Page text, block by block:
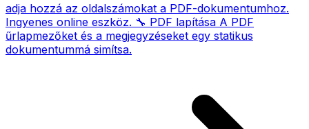
adja hozzá az oldalszámokat a PDF-dokumentumhoz.
Ingyenes online eszköz. 🔧 PDF lapítása A PDF
űrlapmezőket és a megjegyzéseket egy statikus
dokumentummá simítsa.